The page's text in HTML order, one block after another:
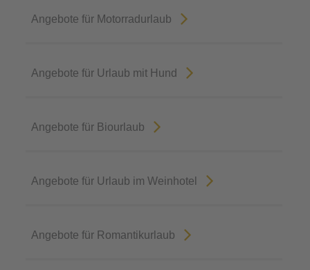
Angebote für Motorradurlaub
Angebote für Urlaub mit Hund
Angebote für Biourlaub
Angebote für Urlaub im Weinhotel
Angebote für Romantikurlaub